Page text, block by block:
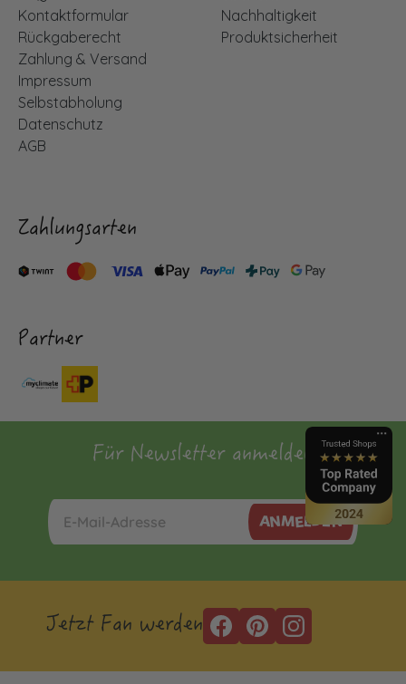
Kontaktformular
Rückgaberecht
Zahlung & Versand
Impressum
Selbstabholung
Datenschutz
AGB
Nachhaltigkeit
Produktsicherheit
Zahlungsarten
Partner
Für Newsletter anmelden
ANMELDEN
Jetzt Fan werden